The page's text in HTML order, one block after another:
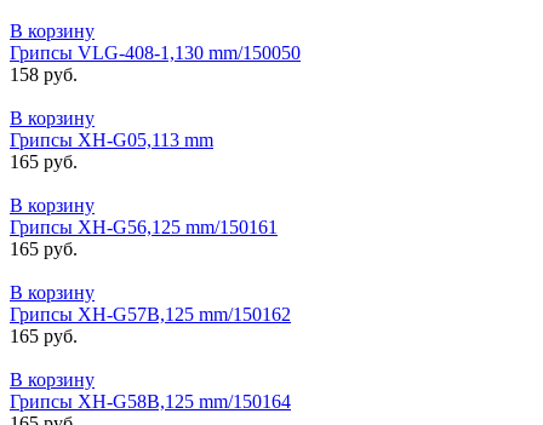
В корзину
Грипсы VLG-408-1,130 mm/150050
158 руб.
В корзину
Грипсы XH-G05,113 mm
165 руб.
В корзину
Грипсы XH-G56,125 mm/150161
165 руб.
В корзину
Грипсы XH-G57B,125 mm/150162
165 руб.
В корзину
Грипсы XH-G58B,125 mm/150164